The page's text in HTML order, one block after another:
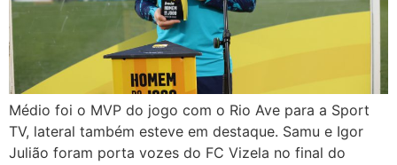
Médio foi o MVP do jogo com o Rio Ave para a Sport
TV, lateral também esteve em destaque. Samu e Igor
Julião foram porta vozes do FC Vizela no final do